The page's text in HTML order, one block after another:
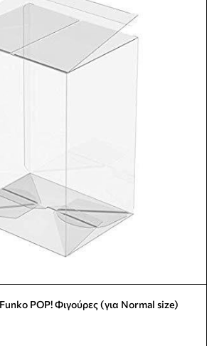
POP! Φιγούρες (για Normal size)